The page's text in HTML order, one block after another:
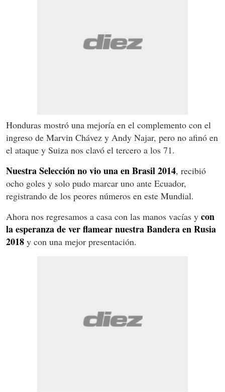
Honduras mostró una mejoría en el complemento con el
ingreso de Marvin Chávez y Andy Najar, pero no afinó en
el ataque y Suiza nos clavó el tercero a los 71.
Nuestra Selección no vio una en Brasil 2014, recibió
ocho goles y solo pudo marcar uno ante Ecuador,
registrando de los peores números en este Mundial.
Ahora nos regresamos a casa con las manos vacías y con
la esperanza de ver flamear nuestra Bandera en Rusia
2018 y con una mejor presentación.